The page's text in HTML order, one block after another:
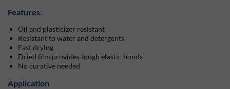
Features:
Oil and plasticizer resistant
Resistant to water and detergents
Fast drying
Dried film provides tough elastic bonds
No curative needed
Application